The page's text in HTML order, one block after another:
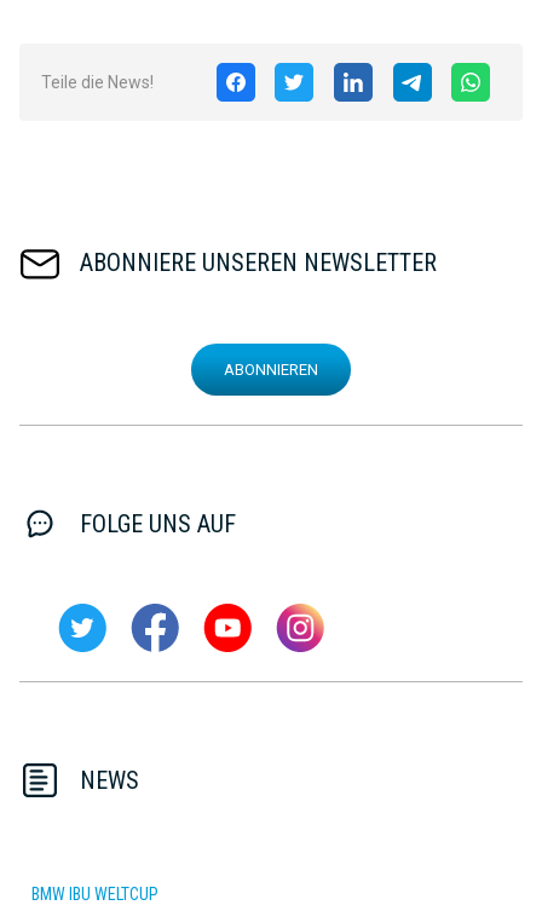
Teile die News!
ABONNIERE UNSEREN NEWSLETTER
ABONNIEREN
FOLGE UNS AUF
NEWS
BMW IBU WELTCUP